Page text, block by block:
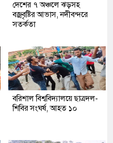
দেশের ৭ অঞ্চলে ঝড়সহ
বজ্রবৃষ্টির আভাস, নদীবন্দরে
সতর্কতা
বরিশাল বিশ্ববিদ্যালয়ে ছাত্রদল-
শিবির সংঘর্ষ, আহত ১০